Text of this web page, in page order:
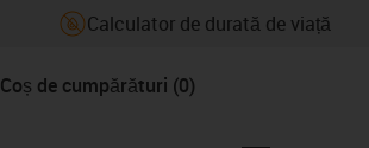
Calculator de durată de viață
Coș de cumpărături (0)